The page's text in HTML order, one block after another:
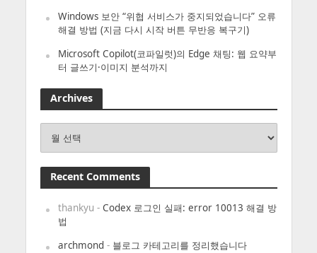
Windows 보안 “위협 서비스가 중지되었습니다” 오류
해결 방법 (지금 다시 시작 버튼 무반응 복구기)
Microsoft Copilot(코파일럿)의 Edge 채팅: 웹 요약부
터 글쓰기·이미지 분석까지
Archives
Recent Comments
thankyu - Codex 로그인 실패: error 10013 해결 방
법
archmond- 블로그 카테고리를 정리했습니다